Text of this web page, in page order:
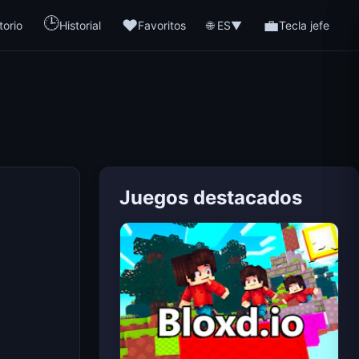
🕒Historial ❤️Favoritos 🌐 ES▼ 💼Tecla jefe
Juegos destacados